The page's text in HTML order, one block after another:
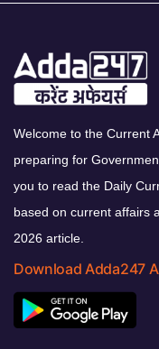
Welcome to the Current
preparing for
you to read the Daily
based on current affairs
2026 article.
Download Adda247